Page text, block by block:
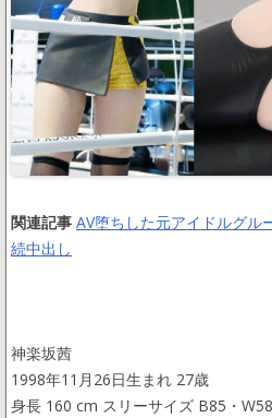
関連記事 AV堕ちした元アイドルグル
続中出し
神楽坂茜
1998年11月26日生まれ 27歳
身長 160 cm スリーサイズ B85・